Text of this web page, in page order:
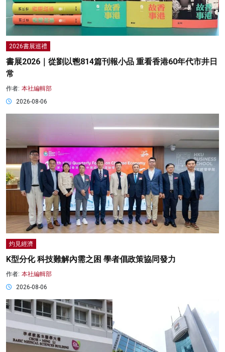
2026書展巡禮
書展2026｜從劉以鬯814篇刊報小品 重看香港60年代市井日
常
作者: 本社編輯部
2026-08-06
灼見經濟
K型分化 科技難解內需之困 學者倡政策協同發力
作者: 本社編輯部
2026-08-06